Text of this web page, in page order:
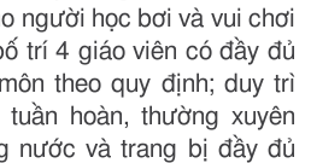
người học bơi và vui chơi
trí 4 giáo viên có đầy đủ
theo quy định; duy trì
hoàn, thường xuyên
nước và trang bị đầy đủ